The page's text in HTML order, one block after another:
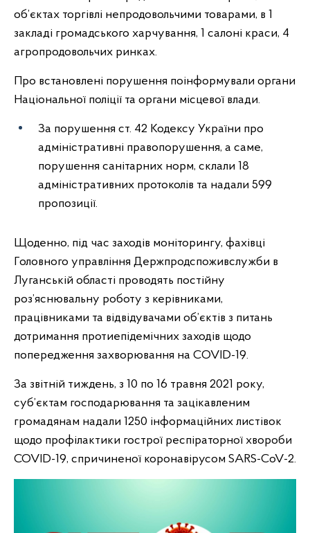
об’єктах торгівлі непродовольчими товарами, в 1
закладі громадського харчування, 1 салоні краси, 4
агропродовольчих ринках.
Про встановлені порушення поінформували органи
Національної поліції та органи місцевої влади.
За порушення ст. 42 Кодексу України про
адміністративні правопорушення, а саме,
порушення санітарних норм, склали 18
адміністративних протоколів та надали 599
пропозиції.
Щоденно, під час заходів моніторингу, фахівці
Головного управління Держпродспоживслужби в
Луганській області проводять постійну
роз’яснювальну роботу з керівниками,
працівниками та відвідувачами об’єктів з питань
дотримання протиепідемічних заходів щодо
попередження захворювання на СOVID-19.
За звітній тиждень, з 10 по 16 травня 2021 року,
суб’єктам господарювання та зацікавленим
громадянам надали 1250 інформаційних листівок
щодо профілактики гострої респіраторної хвороби
COVID-19, спричиненої коронавірусом SARS-CoV-2.